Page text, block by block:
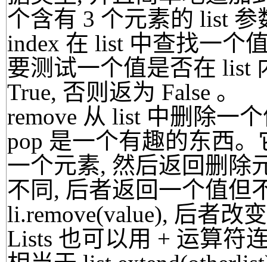
个含有 3 个元素的 list 参
index 在 list 中查找一个
要测试一个值是否在 list
True, 否则返为 False 。
remove 从 list 中删除一
pop 是一个有趣的东西
一个元素, 然后返回删除
不同, 后者返回一个值但
li.remove(value), 后者改
Lists 也可以用 + 运算符